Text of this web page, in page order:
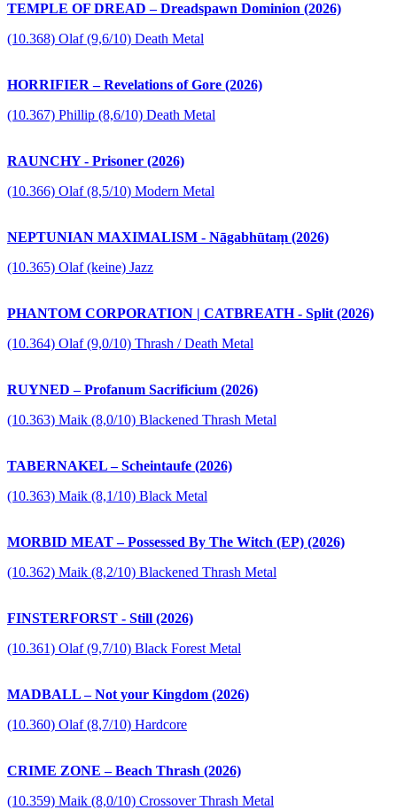
TEMPLE OF DREAD – Dreadspawn Dominion (2026)
(10.368) Olaf (9,6/10) Death Metal
HORRIFIER – Revelations of Gore (2026)
(10.367) Phillip (8,6/10) Death Metal
RAUNCHY - Prisoner (2026)
(10.366) Olaf (8,5/10) Modern Metal
NEPTUNIAN MAXIMALISM - Nāgabhūtaṃ (2026)
(10.365) Olaf (keine) Jazz
PHANTOM CORPORATION | CATBREATH - Split (2026)
(10.364) Olaf (9,0/10) Thrash / Death Metal
RUYNED – Profanum Sacrificium (2026)
(10.363) Maik (8,0/10) Blackened Thrash Metal
TABERNAKEL – Scheintaufe (2026)
(10.363) Maik (8,1/10) Black Metal
MORBID MEAT – Possessed By The Witch (EP) (2026)
(10.362) Maik (8,2/10) Blackened Thrash Metal
FINSTERFORST - Still (2026)
(10.361) Olaf (9,7/10) Black Forest Metal
MADBALL – Not your Kingdom (2026)
(10.360) Olaf (8,7/10) Hardcore
CRIME ZONE – Beach Thrash (2026)
(10.359) Maik (8,0/10) Crossover Thrash Metal